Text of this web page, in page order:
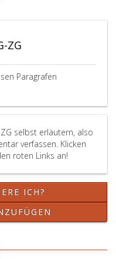
ZG
Paragrafen
selbst erläutern, also
verfassen. Klicken
roten Links an!
ICH?